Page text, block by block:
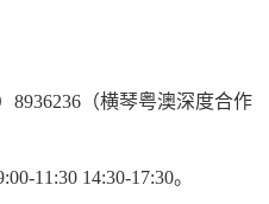
（横琴粤澳深度合作
11:30 14:30-17:30。